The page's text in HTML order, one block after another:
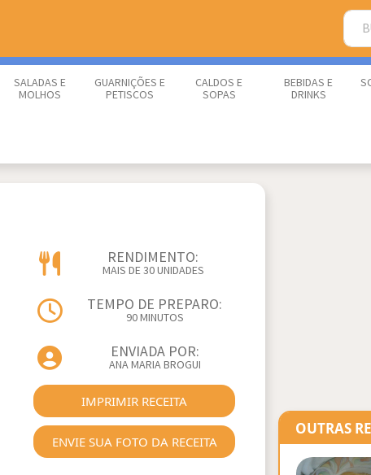
SALADAS E
MOLHOS
GUARNIÇÕES E
PETISCOS
CALDOS E
SOPAS
BEBIDAS E
DRINKS
RENDIMENTO:
MAIS DE 30 UNIDADES
TEMPO DE PREPARO:
90 MINUTOS
ENVIADA POR:
ANA MARIA BROGUI
IMPRIMIR RECEITA
ENVIE SUA FOTO DA RECEITA
OUTRAS